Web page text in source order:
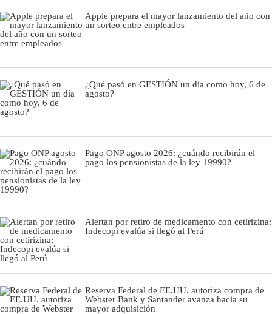
Apple prepara el mayor lanzamiento del año con
un sorteo entre empleados
¿Qué pasó en GESTIÓN un día como hoy, 6 de
agosto?
Pago ONP agosto 2026: ¿cuándo recibirán el
pago los pensionistas de la ley 19990?
Alertan por retiro de medicamento con cetirizina:
Indecopi evalúa si llegó al Perú
Reserva Federal de EE.UU. autoriza compra de
Webster Bank y Santander avanza hacia su
mayor adquisición